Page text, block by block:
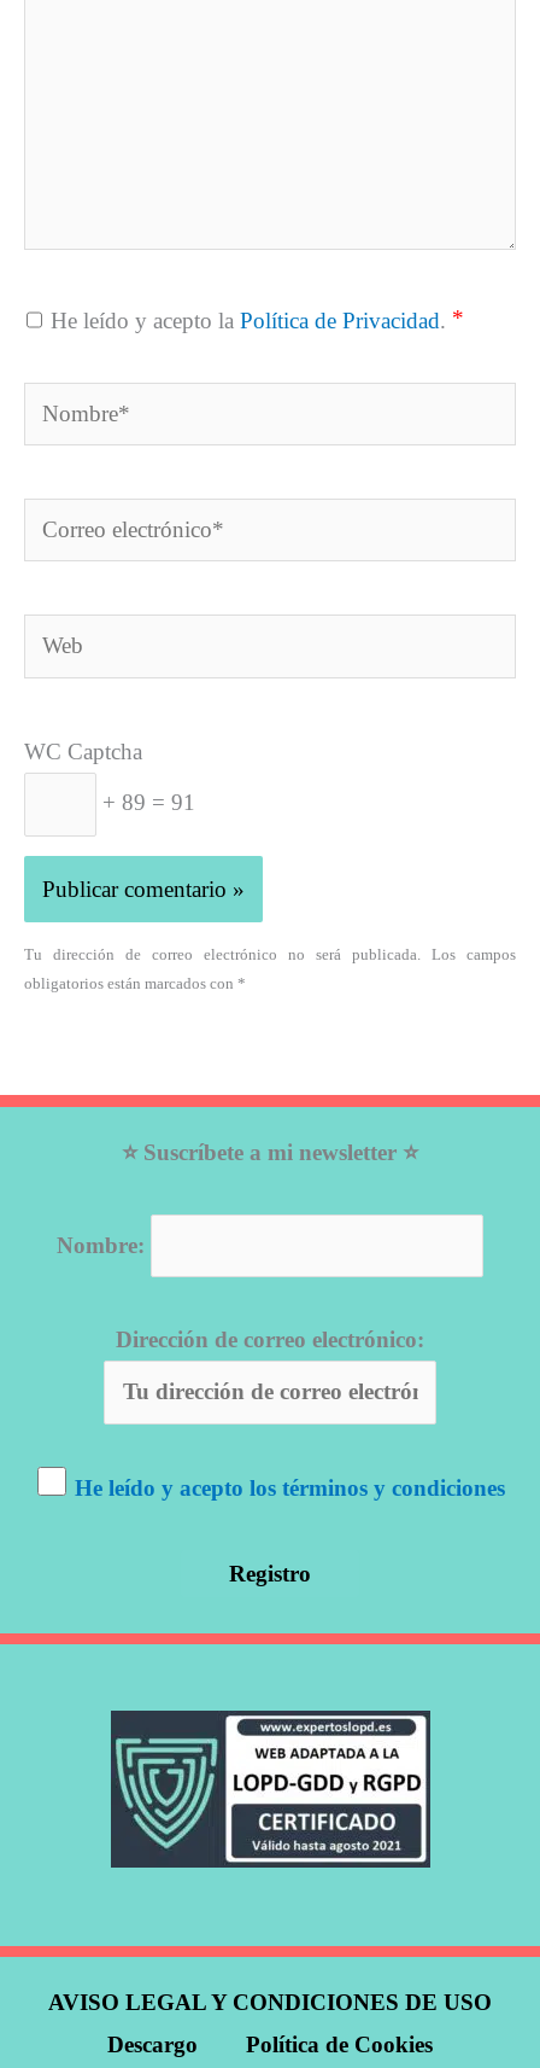
He leído y acepto la Política de Privacidad. *
Nombre*
Correo
electrónico*
Web
WC Captcha
+ 89 = 91
Tu dirección de correo electrónico no será publicada. Los campos
obligatorios están marcados con *
⭐ Suscríbete a mi newsletter ⭐
Nombre:
Dirección de correo electrónico:
He leído y acepto los términos y condiciones
AVISO LEGAL Y CONDICIONES DE USO
Descargo
Política de Cookies